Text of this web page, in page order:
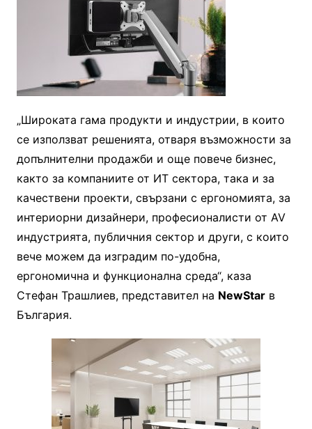
„Широката гама продукти и индустрии, в които
се използват решенията, отваря възможности за
допълнителни продажби и още повече бизнес,
както за компаниите от ИТ сектора, така и за
качествени проекти, свързани с ергономията, за
интериорни дизайнери, професионалисти от AV
индустрията, публичния сектор и други, с които
вече можем да изградим по-удобна,
ергономична и функционална среда“, каза
Стефан Трашлиев, представител на NewStarв
България.